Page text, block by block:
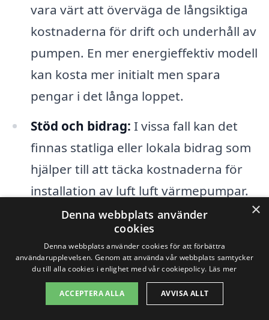
vara värt att överväga de långsiktiga
kostnaderna för drift och underhåll av
pumpen. En mer energieffektiv modell
kan kosta mer initialt men spara
pengar i det långa loppet.
Stöd och bidrag: I vissa fall kan det
finnas statliga eller lokala bidrag som
hjälper till att täcka kostnaderna för
installation av luft luft värmepumpar.
Att undersöka eventuella incitament
kan sänka den totala kostnaden.
Genom att ta hänsyn till dessa faktorer
när du letar efter en luft luft värmepump i
×
Denna webbplats använder
cookies
Denna webbplats använder cookies för att förbättra
användarupplevelsen. Genom att använda vår webbplats samtycker
du till alla cookies i enlighet med vår cookiepolicy. Läs mer
ACCEPTERA ALLA AVVISA ALLT